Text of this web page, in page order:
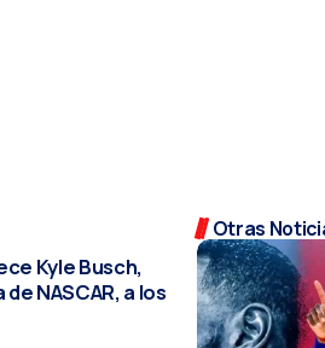
Kyle Busch,
NASCAR, a los
Otras